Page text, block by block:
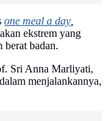
one meal a day,
ekstrem yang
berat badan.
Sri Anna Marliyati,
menjalankannya,